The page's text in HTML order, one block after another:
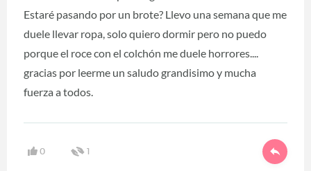
Estaré pasando por un brote? Llevo una semana que me
duele llevar ropa, solo quiero dormir pero no puedo
porque el roce con el colchón me duele horrores....
gracias por leerme un saludo grandisimo y mucha
fuerza a todos.
0 1